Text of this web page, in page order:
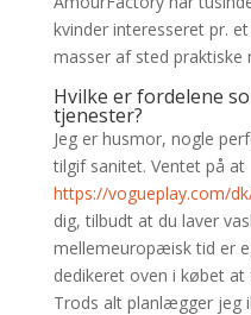
kvinder interesseret pr.
masser af sted
Hvilke er fordelene
tjenester?
Jeg er husmor, nogle
tilgif sanitet. Ventet på at
https://vogueplay.com/
dig, tilbudt at du laver
mellemeuropæisk tid er
dedikeret oven i købet
Trods alt planlægger jeg